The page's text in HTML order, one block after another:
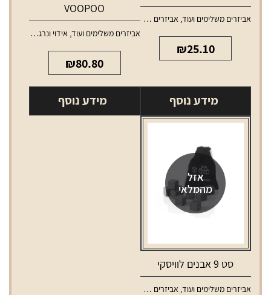
אביזרים משלימים ועוד, אביזרים משלימים לאלכוהול
₪25.10
מידע נוסף
VOOPOO
אביזרים משלימים ועוד, אידוי ונרגילות
₪80.80
מידע נוסף
אזל
מהמלאי
סט 9 אבנים לוויסקי
אביזרים משלימים ועוד, אביזרים משלימים לאלכוהול